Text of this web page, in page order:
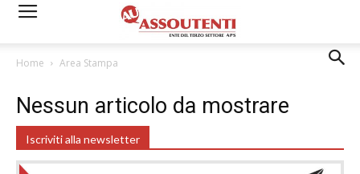
Home Area Stampa
Nessun articolo da mostrare
Iscriviti alla newsletter